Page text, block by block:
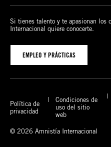
Si tienes talento y te apasionan los
Internacional quiere conocerte.
EMPLEO Y PRÁCTICAS
Política de
privacidad
Condiciones de
uso del sitio
web
© 2026 Amnistía Internacional